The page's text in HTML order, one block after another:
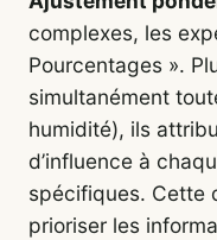
complexes, les
Pourcentages ».
simultanément
humidité), ils
d’influence à
spécifiques. Cette
prioriser les